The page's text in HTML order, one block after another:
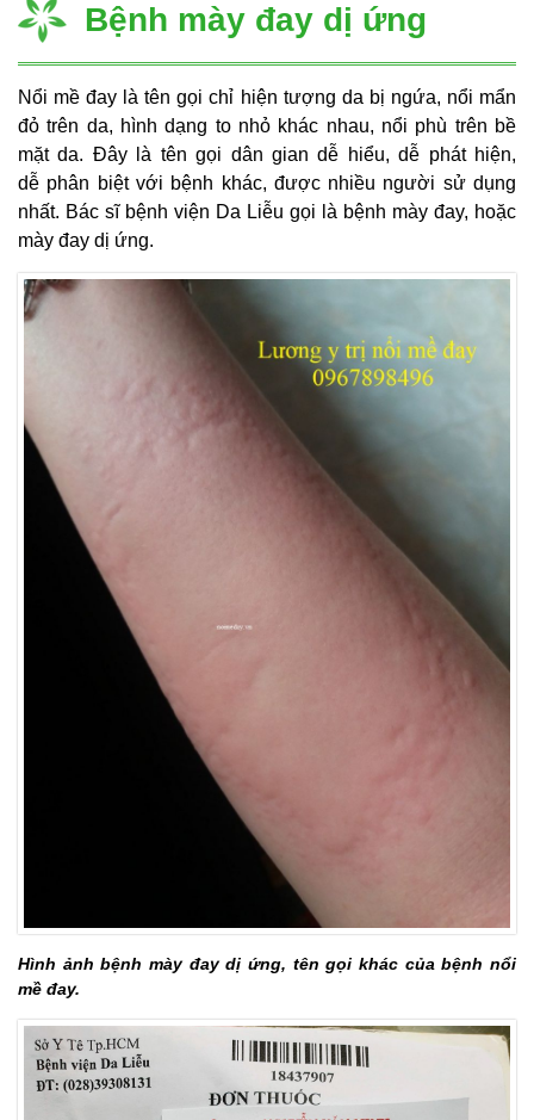
Bệnh mày đay dị ứng
Nổi mề đay là tên gọi chỉ hiện tượng da bị ngứa, nổi mẩn
đỏ trên da, hình dạng to nhỏ khác nhau, nổi phù trên bề
mặt da. Đây là tên gọi dân gian dễ hiểu, dễ phát hiện,
dễ phân biệt với bệnh khác, được nhiều người sử dụng
nhất. Bác sĩ bệnh viện Da Liễu gọi là bệnh mày đay, hoặc
mày đay dị ứng.
Hình ảnh bệnh mày đay dị ứng, tên gọi khác của bệnh nổi
mề đay.